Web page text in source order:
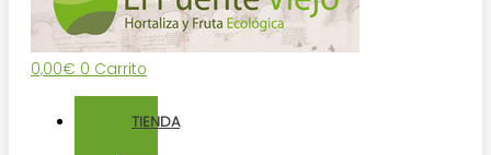
0,00€ 0 Carrito
TIENDA